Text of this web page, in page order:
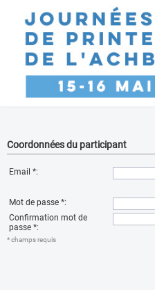
Coordonnées du participant
Email *:
Mot de passe *:
Confirmation mot de
passe *:
* champs requis